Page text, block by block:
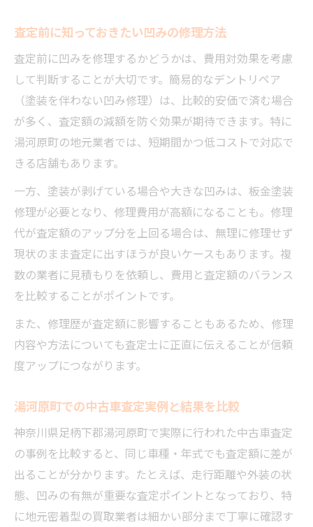
査定前に知っておきたい凹みの修理方法
査定前に凹みを修理するかどうかは、費用対効果を考慮
して判断することが大切です。簡易的なデントリペア
（塗装を伴わない凹み修理）は、比較的安価で済む場合
が多く、査定額の減額を防ぐ効果が期待できます。特に
湯河原町の地元業者では、短期間かつ低コストで対応で
きる店舗もあります。
一方、塗装が剥げている場合や大きな凹みは、板金塗装
修理が必要となり、修理費用が高額になることも。修理
代が査定額のアップ分を上回る場合は、無理に修理せず
現状のまま査定に出すほうが良いケースもあります。複
数の業者に見積もりを依頼し、費用と査定額のバランス
を比較することがポイントです。
また、修理歴が査定額に影響することもあるため、修理
内容や方法についても査定士に正直に伝えることが信頼
度アップにつながります。
湯河原町での中古車査定実例と結果を比較
神奈川県足柄下郡湯河原町で実際に行われた中古車査定
の事例を比較すると、同じ車種・年式でも査定額に差が
出ることが分かります。たとえば、走行距離や外装の状
態、凹みの有無が重要な査定ポイントとなっており、特
に地元密着型の買取業者は細かい部分まで丁寧に確認す